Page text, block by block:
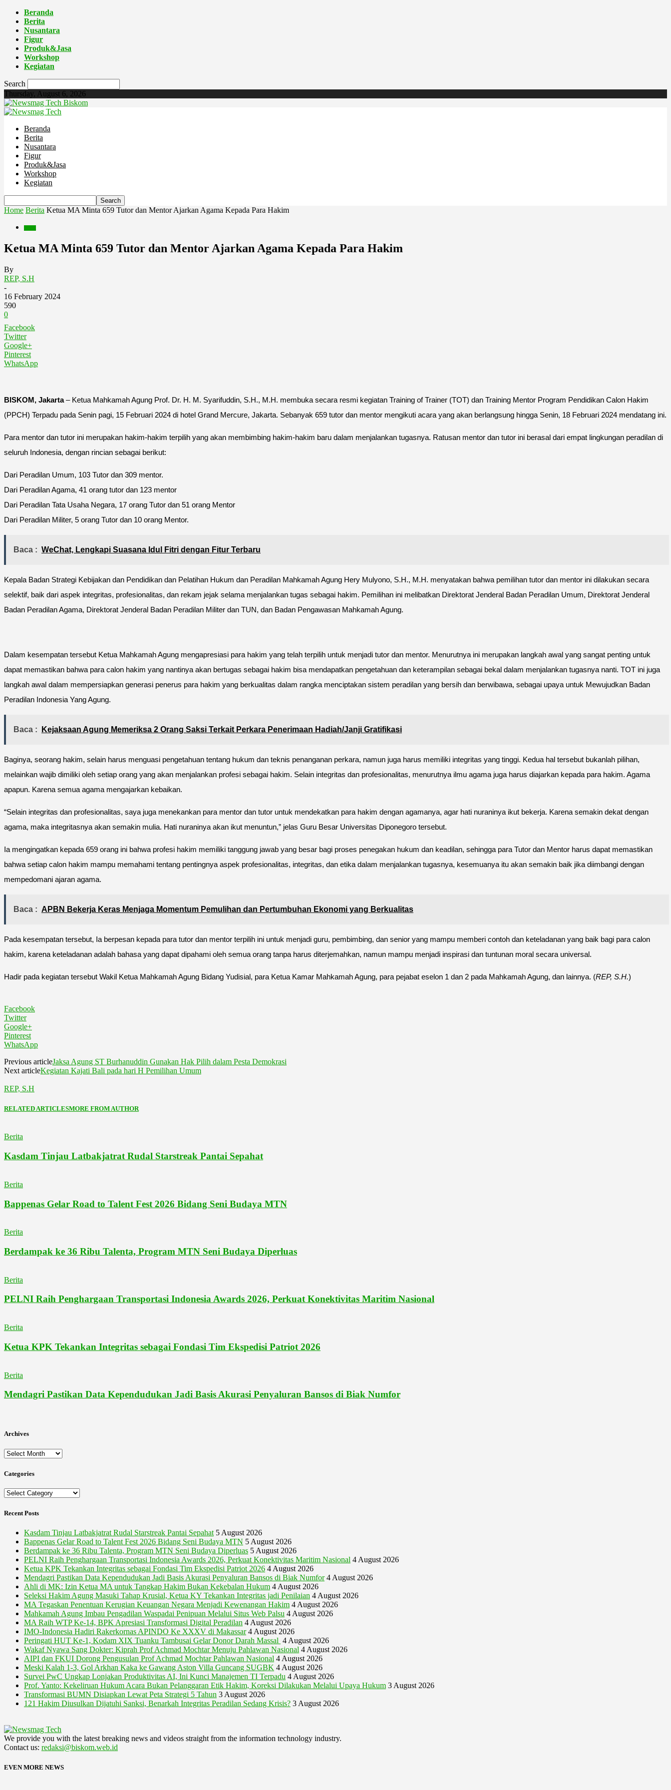
Beranda
Berita
Nusantara
Figur
Produk&Jasa
Workshop
Kegiatan
Search
Thursday, August 6, 2026
Biskom
Beranda
Berita
Nusantara
Figur
Produk&Jasa
Workshop
Kegiatan
Home Berita Ketua MA Minta 659 Tutor dan Mentor Ajarkan Agama Kepada Para Hakim
Ketua MA Minta 659 Tutor dan Mentor Ajarkan Agama Kepada Para Hakim
By
REP, S.H
-
16 February 2024
590
0
Facebook
Twitter
Google+
Pinterest
WhatsApp
BISKOM, Jakarta– Ketua Mahkamah Agung Prof. Dr. H. M. Syarifuddin, S.H., M.H. membuka secara resmi kegiatan Training of Trainer (TOT) dan Training Mentor Program Pendidikan Calon Hakim
(PPCH) Terpadu pada Senin pagi, 15 Februari 2024 di hotel Grand Mercure, Jakarta. Sebanyak 659 tutor dan mentor mengikuti acara yang akan berlangsung hingga Senin, 18 Februari 2024 mendatang ini.
Para mentor dan tutor ini merupakan hakim-hakim terpilih yang akan membimbing hakim-hakim baru dalam menjalankan tugasnya. Ratusan mentor dan tutor ini berasal dari empat lingkungan peradilan di
seluruh Indonesia, dengan rincian sebagai berikut:
Dari Peradilan Umum, 103 Tutor dan 309 mentor.
Dari Peradilan Agama, 41 orang tutor dan 123 mentor
Dari Peradilan Tata Usaha Negara, 17 orang Tutor dan 51 orang Mentor
Dari Peradilan Militer, 5 orang Tutor dan 10 orang Mentor.
Baca : WeChat, Lengkapi Suasana Idul Fitri dengan Fitur Terbaru
Kepala Badan Strategi Kebijakan dan Pendidikan dan Pelatihan Hukum dan Peradilan Mahkamah Agung Hery Mulyono, S.H., M.H. menyatakan bahwa pemilihan tutor dan mentor ini dilakukan secara
selektif, baik dari aspek integritas, profesionalitas, dan rekam jejak selama menjalankan tugas sebagai hakim. Pemilihan ini melibatkan Direktorat Jenderal Badan Peradilan Umum, Direktorat Jenderal
Badan Peradilan Agama, Direktorat Jenderal Badan Peradilan Militer dan TUN, dan Badan Pengawasan Mahkamah Agung.
Dalam kesempatan tersebut Ketua Mahkamah Agung mengapresiasi para hakim yang telah terpilih untuk menjadi tutor dan mentor. Menurutnya ini merupakan langkah awal yang sangat penting untuk
dapat memastikan bahwa para calon hakim yang nantinya akan bertugas sebagai hakim bisa mendapatkan pengetahuan dan keterampilan sebagai bekal dalam menjalankan tugasnya nanti. TOT ini juga
langkah awal dalam mempersiapkan generasi penerus para hakim yang berkualitas dalam rangka menciptakan sistem peradilan yang bersih dan berwibawa, sebagai upaya untuk Mewujudkan Badan
Peradilan Indonesia Yang Agung.
Baca : Kejaksaan Agung Memeriksa 2 Orang Saksi Terkait Perkara Penerimaan Hadiah/Janji Gratifikasi
Baginya, seorang hakim, selain harus menguasi pengetahuan tentang hukum dan teknis penanganan perkara, namun juga harus memiliki integritas yang tinggi. Kedua hal tersebut bukanlah pilihan,
melainkan wajib dimiliki oleh setiap orang yang akan menjalankan profesi sebagai hakim. Selain integritas dan profesionalitas, menurutnya ilmu agama juga harus diajarkan kepada para hakim. Agama
apapun. Karena semua agama mengajarkan kebaikan.
“Selain integritas dan profesionalitas, saya juga menekankan para mentor dan tutor untuk mendekatkan para hakim dengan agamanya, agar hati nuraninya ikut bekerja. Karena semakin dekat dengan
agama, maka integritasnya akan semakin mulia. Hati nuraninya akan ikut menuntun,” jelas Guru Besar Universitas Diponegoro tersebut.
Ia mengingatkan kepada 659 orang ini bahwa profesi hakim memiliki tanggung jawab yang besar bagi proses penegakan hukum dan keadilan, sehingga para Tutor dan Mentor harus dapat memastikan
bahwa setiap calon hakim mampu memahami tentang pentingnya aspek profesionalitas, integritas, dan etika dalam menjalankan tugasnya, kesemuanya itu akan semakin baik jika diimbangi dengan
mempedomani ajaran agama.
Baca : APBN Bekerja Keras Menjaga Momentum Pemulihan dan Pertumbuhan Ekonomi yang Berkualitas
Pada kesempatan tersebut, Ia berpesan kepada para tutor dan mentor terpilih ini untuk menjadi guru, pembimbing, dan senior yang mampu memberi contoh dan keteladanan yang baik bagi para calon
hakim, karena keteladanan adalah bahasa yang dapat dipahami oleh semua orang tanpa harus diterjemahkan, namun mampu menjadi inspirasi dan tuntunan moral secara universal.
Hadir pada kegiatan tersebut Wakil Ketua Mahkamah Agung Bidang Yudisial, para Ketua Kamar Mahkamah Agung, para pejabat eselon 1 dan 2 pada Mahkamah Agung, dan lainnya. (REP, S.H.)
Facebook
Twitter
Google+
Pinterest
WhatsApp
Previous articleJaksa Agung ST Burhanuddin Gunakan Hak Pilih dalam Pesta Demokrasi
Next articleKegiatan Kajati Bali pada hari H Pemilihan Umum
REP, S.H
RELATED ARTICLESMORE FROM AUTHOR
Berita
Kasdam Tinjau Latbakjatrat Rudal Starstreak Pantai Sepahat
Berita
Bappenas Gelar Road to Talent Fest 2026 Bidang Seni Budaya MTN
Berita
Berdampak ke 36 Ribu Talenta, Program MTN Seni Budaya Diperluas
Berita
PELNI Raih Penghargaan Transportasi Indonesia Awards 2026, Perkuat Konektivitas Maritim Nasional
Berita
Ketua KPK Tekankan Integritas sebagai Fondasi Tim Ekspedisi Patriot 2026
Berita
Mendagri Pastikan Data Kependudukan Jadi Basis Akurasi Penyaluran Bansos di Biak Numfor
Archives
Archives
Categories
Categories
Recent Posts
Kasdam Tinjau Latbakjatrat Rudal Starstreak Pantai Sepahat 5 August 2026
Bappenas Gelar Road to Talent Fest 2026 Bidang Seni Budaya MTN 5 August 2026
Berdampak ke 36 Ribu Talenta, Program MTN Seni Budaya Diperluas 5 August 2026
PELNI Raih Penghargaan Transportasi Indonesia Awards 2026, Perkuat Konektivitas Maritim Nasional 4 August 2026
Ketua KPK Tekankan Integritas sebagai Fondasi Tim Ekspedisi Patriot 2026 4 August 2026
Mendagri Pastikan Data Kependudukan Jadi Basis Akurasi Penyaluran Bansos di Biak Numfor 4 August 2026
Ahli di MK: Izin Ketua MA untuk Tangkap Hakim Bukan Kekebalan Hukum 4 August 2026
Seleksi Hakim Agung Masuki Tahap Krusial, Ketua KY Tekankan Integritas jadi Penilaian 4 August 2026
MA Tegaskan Penentuan Kerugian Keuangan Negara Menjadi Kewenangan Hakim 4 August 2026
Mahkamah Agung Imbau Pengadilan Waspadai Penipuan Melalui Situs Web Palsu 4 August 2026
MA Raih WTP Ke-14, BPK Apresiasi Transformasi Digital Peradilan 4 August 2026
IMO-Indonesia Hadiri Rakerkornas APINDO Ke XXXV di Makassar 4 August 2026
Peringati HUT Ke-1, Kodam XIX Tuanku Tambusai Gelar Donor Darah Massal 4 August 2026
Wakaf Nyawa Sang Dokter: Kiprah Prof Achmad Mochtar Menuju Pahlawan Nasional 4 August 2026
AIPI dan FKUI Dorong Pengusulan Prof Achmad Mochtar Pahlawan Nasional 4 August 2026
Meski Kalah 1-3, Gol Arkhan Kaka ke Gawang Aston Villa Guncang SUGBK 4 August 2026
Survei PwC Ungkap Lonjakan Produktivitas AI, Ini Kunci Manajemen TI Terpadu 4 August 2026
Prof. Yanto: Kekeliruan Hukum Acara Bukan Pelanggaran Etik Hakim, Koreksi Dilakukan Melalui Upaya Hukum 3 August 2026
Transformasi BUMN Disiapkan Lewat Peta Strategi 5 Tahun 3 August 2026
121 Hakim Diusulkan Dijatuhi Sanksi, Benarkah Integritas Peradilan Sedang Krisis? 3 August 2026
We provide you with the latest breaking news and videos straight from the information technology industry.
Contact us: redaksi@biskom.web.id
EVEN MORE NEWS